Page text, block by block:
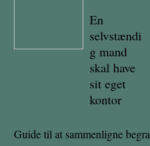
En
selvstændi
g mand
skal have
sit eget
kontor
Guide til at sammenligne